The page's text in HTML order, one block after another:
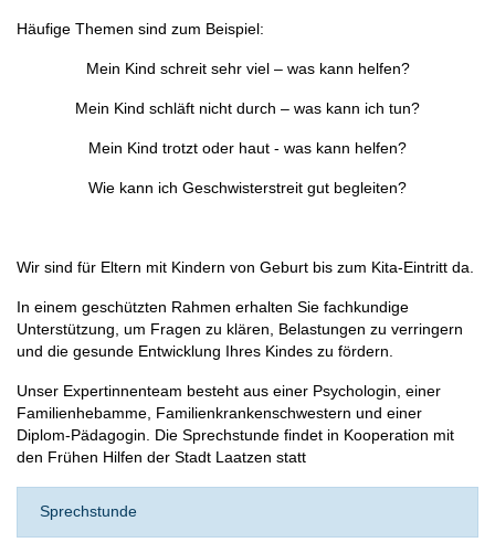
Häufige Themen sind zum Beispiel:
Mein Kind schreit sehr viel – was kann helfen?
Mein Kind schläft nicht durch – was kann ich tun?
Mein Kind trotzt oder haut - was kann helfen?
Wie kann ich Geschwisterstreit gut begleiten?
Wir sind für Eltern mit Kindern von Geburt bis zum Kita-Eintritt da.
In einem geschützten Rahmen erhalten Sie fachkundige
Unterstützung, um Fragen zu klären, Belastungen zu verringern
und die gesunde Entwicklung Ihres Kindes zu fördern.
Unser Expertinnenteam besteht aus einer Psychologin, einer
Familienhebamme, Familienkrankenschwestern und einer
Diplom-Pädagogin. Die Sprechstunde findet in Kooperation mit
den Frühen Hilfen der Stadt Laatzen statt
Sprechstunde